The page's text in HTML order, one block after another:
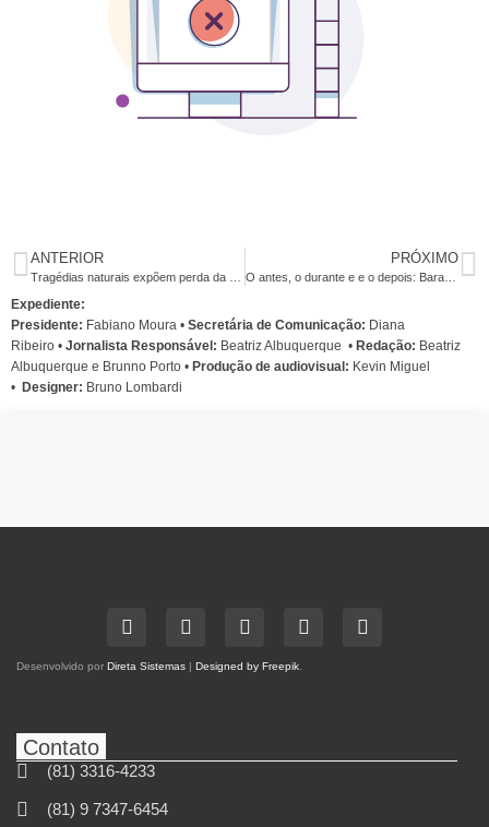
ANTERIOR PRÓXIMO
O antes, o durante e e o depois: Barack Obama e o Brasil
Expediente:
Presidente: Fabiano Moura • Secretária de Comunicação: Diana
Ribeiro • Jornalista Responsável: Beatriz Albuquerque • Redação: Beatriz
Albuquerque e Brunno Porto • Produção de audiovisual: Kevin Miguel
• Designer: Bruno Lombardi
Desenvolvido por Direta Sistemas | Designed by Freepik
Contato
(81) 3316-4233
(81) 9 7347-6454